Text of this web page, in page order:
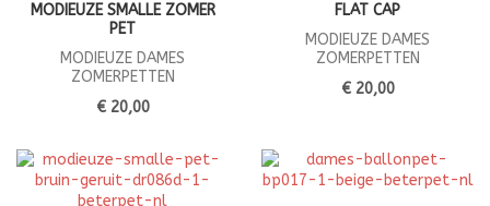
MODIEUZE SMALLE ZOMER
PET
MODIEUZE DAMES
ZOMERPETTEN
€ 20,00
FLAT CAP
MODIEUZE DAMES
ZOMERPETTEN
€ 20,00